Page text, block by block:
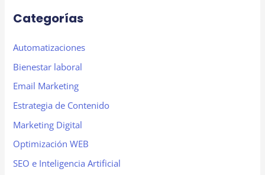
Categorías
Automatizaciones
Bienestar laboral
Email Marketing
Estrategia de Contenido
Marketing Digital
Optimización WEB
SEO e Inteligencia Artificial